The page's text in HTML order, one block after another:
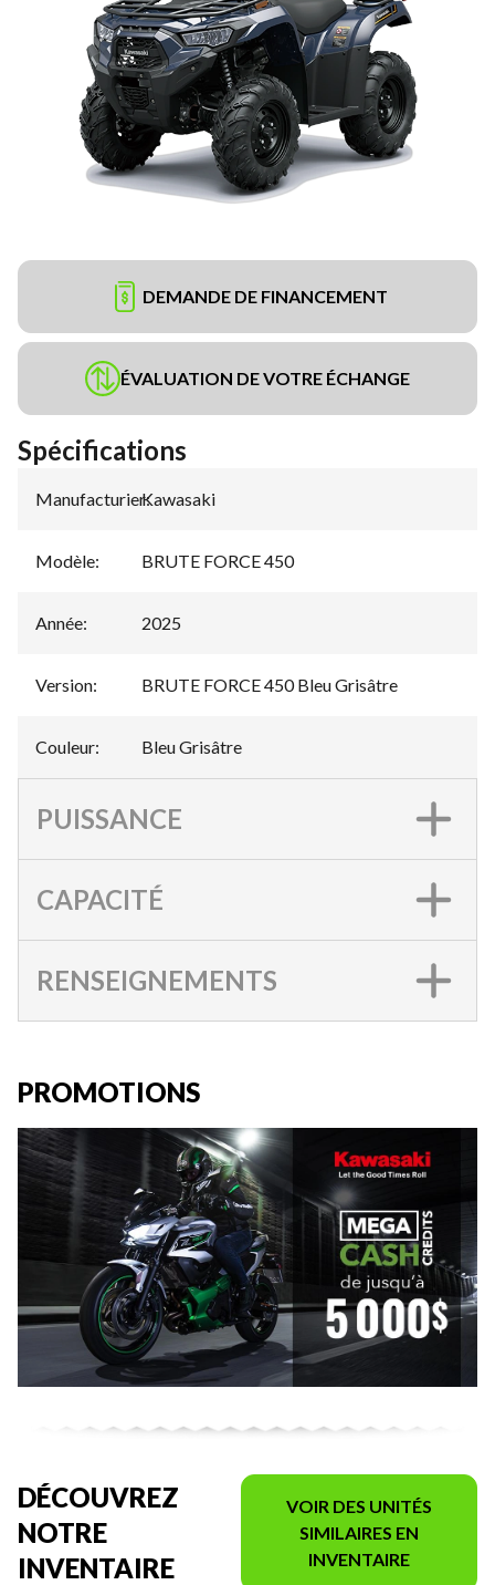
DEMANDE DE FINANCEMENT
ÉVALUATION DE VOTRE ÉCHANGE
Spécifications
Manufacturier:
Kawasaki
Modèle: BRUTE FORCE 450
Année: 2025
Version: BRUTE FORCE 450 Bleu Grisâtre
Couleur: Bleu Grisâtre
PUISSANCE
CAPACITÉ
RENSEIGNEMENTS
PROMOTIONS
DÉCOUVREZ
NOTRE
INVENTAIRE
VOIR DES UNITÉS
SIMILAIRES EN
INVENTAIRE